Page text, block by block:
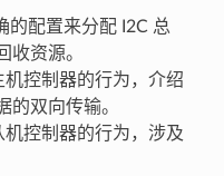
配置来分配 I2C 总
收资源。
控制器的行为，介绍
的双向传输。
控制器的行为，涉及